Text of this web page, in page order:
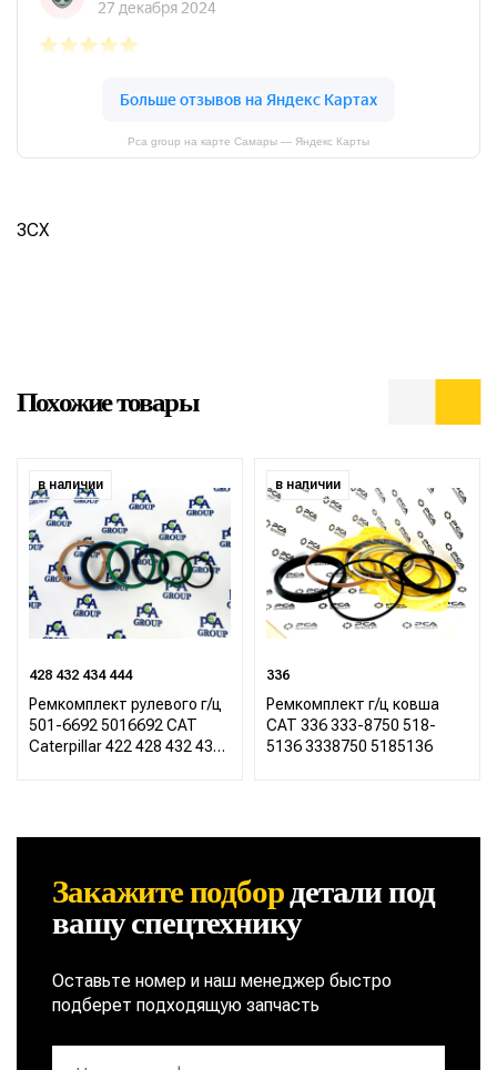
Pca group на карте Самары — Яндекс Карты
3CX
Похожие товары
в наличии
428 432 434 444
Ремкомплект рулевого г/ц
501-6692 5016692 CAT
Caterpillar 422 428 432 434
в наличии
336
Ремкомплект г/ц ковша
CAT 336 333-8750 518-
5136 3338750 5185136
Закажите подбордеталипод
вашу спецтехнику
Оставьте номер и наш менеджер быстро
подберет подходящую запчасть